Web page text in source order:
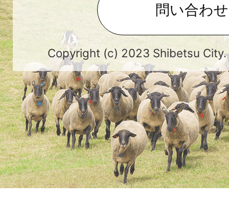
問い合わせ
Copyright (c) 2023 Shibetsu City.